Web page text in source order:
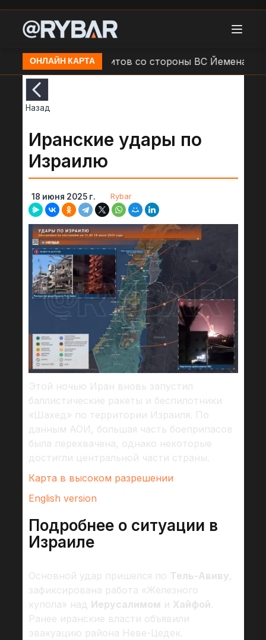
ОНЛАЙН КАРТА
отрядов хуситов со стороны ВС Йемена к югу
Назад
Иранские удары по
Израилю
18 июня 2025 г. Rybar
Этой ночью Иран вновь запустил
баллистические ракеты и беспилотники
«Шахед» по территории Израиля. По
данным АОИ, большая часть боеприпасов
была перехвачена, однако некоторые
достигли центральной части страны.
Карта в высоком разрешении
English version
Подробнее о ситуации в
Израиле
Основной удар пришелся по Тель-Авиву,
зафиксирована работа «Железного
купола» над Иерусалимом и Хайфой.
Ранее иранские власти объявили
эвакуацию района Неве-Цедек.